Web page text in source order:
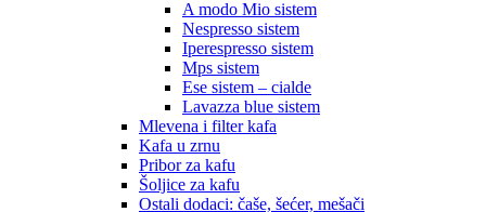
A modo Mio sistem
Nespresso sistem
Iperespresso sistem
Mps sistem
Ese sistem – cialde
Lavazza blue sistem
Mlevena i filter kafa
Kafa u zrnu
Pribor za kafu
Šoljice za kafu
Ostali dodaci: čaše, šećer, mešači